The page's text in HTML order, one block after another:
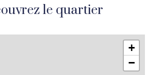
le quartier
+
−